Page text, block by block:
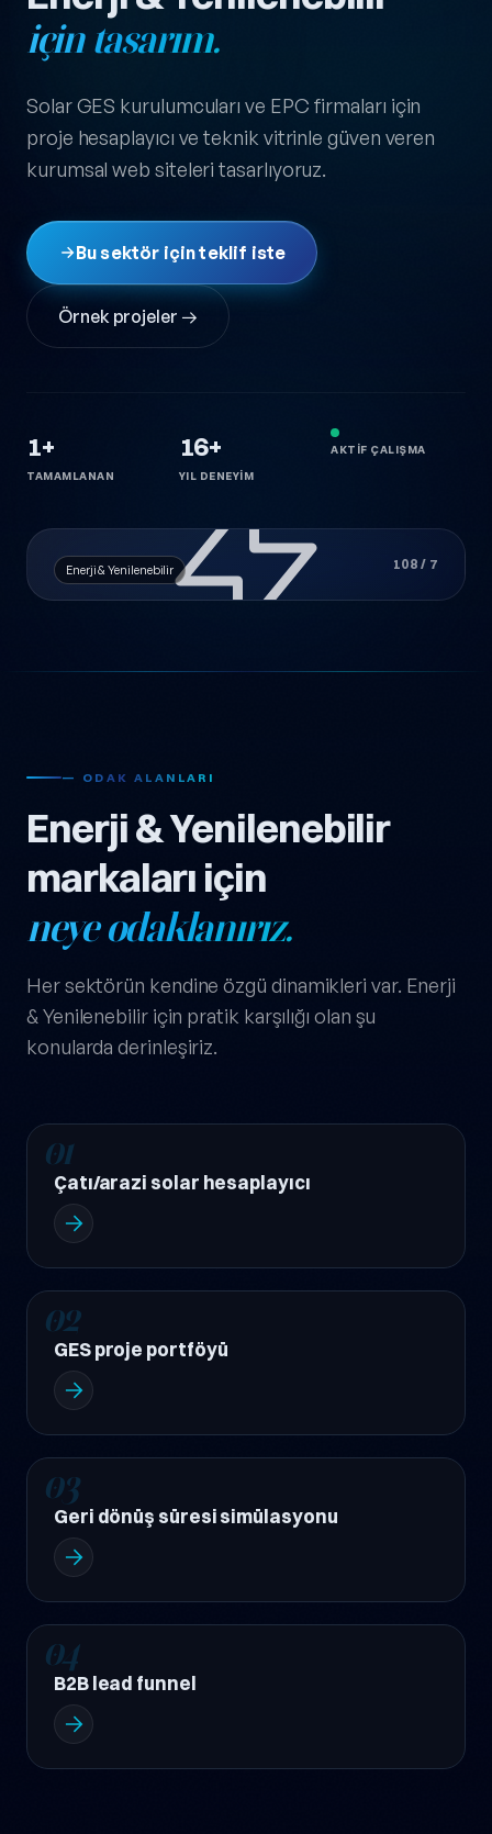
için tasarım.
Solar GES kurulumcuları ve EPC firmaları için
proje hesaplayıcı ve teknik vitrinle güven veren
kurumsal web siteleri tasarlıyoruz.
Bu sektör için teklif iste
Örnek projeler →
1+
TAMAMLANAN
16+
YIL DENEYIM
AKTIF ÇALIŞMA
Enerji & Yenilenebilir 108 / 7
— ODAK ALANLARI
Enerji & Yenilenebilir
markaları için
neye odaklanırız.
Her sektörün kendine özgü dinamikleri var. Enerji
& Yenilenebilir için pratik karşılığı olan şu
konularda derinleşiriz.
01
Çatı/arazi solar hesaplayıcı
02
GES proje portföyü
03
Geri dönüş süresi simülasyonu
04
B2B lead funnel